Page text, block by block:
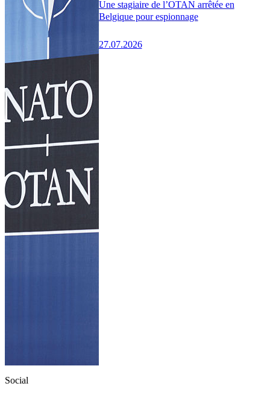
Une stagiaire de l’OTAN arrêtée en
Belgique pour espionnage
27.07.2026
Social